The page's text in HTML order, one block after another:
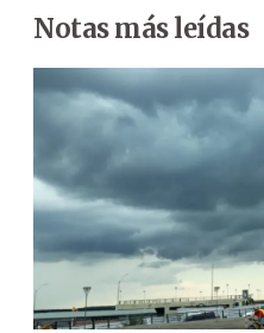
Notas más leídas